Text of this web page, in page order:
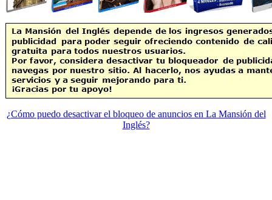
¿Cómo puedo desactivar el bloqueo de anuncios en La Mansión del
Inglés?